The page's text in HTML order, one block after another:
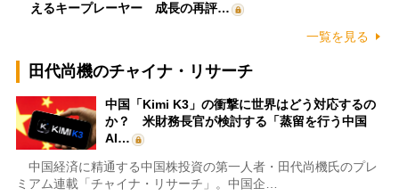
えるキープレーヤー 成長の再評…
一覧を見る
田代尚機のチャイナ・リサーチ
中国「Kimi K3」の衝撃に世界はどう対応するの
か？ 米財務長官が検討する「蒸留を行う中国
AI…
中国経済に精通する中国株投資の第一人者・田代尚機氏のプレ
ミアム連載「チャイナ・リサーチ」。中国企…